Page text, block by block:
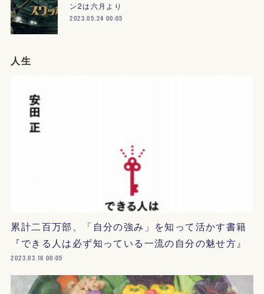
ン2は六月より
2023.05.24 00:05
人生
累計二百万部、「自分の強み」を知って活かす書籍
『できる人は必ず知っている一流の自分の魅せ方』
2023.03.16 00:05